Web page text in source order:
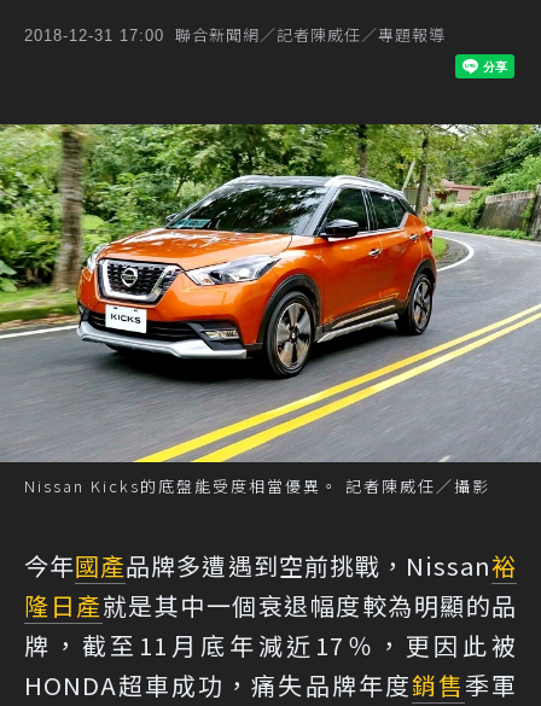
2018-12-31 17:00 聯合新聞網／記者陳威任／專題報導
Nissan Kicks的底盤能受度相當優異。 記者陳威任／攝影
今年國產品牌多遭遇到空前挑戰，Nissan裕
隆日產就是其中一個衰退幅度較為明顯的品
牌，截至11月底年減近17％，更因此被
HONDA超車成功，痛失品牌年度銷售季軍